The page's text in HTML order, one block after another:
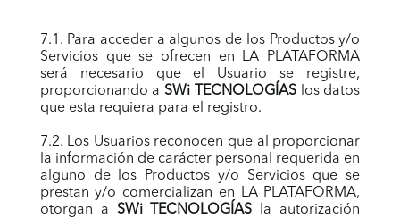
7.1. Para acceder a algunos de los Productos y/o
Servicios que se ofrecen en LA PLATAFORMA
será necesario que el Usuario se registre,
proporcionando a SWi TECNOLOGÍASlos datos
que esta requiera para el registro.
7.2. Los Usuarios reconocen que al proporcionar
la información de carácter personal requerida en
alguno de los Productos y/o Servicios que se
prestan y/o comercializan en LA PLATAFORMA,
otorgan a SWi TECNOLOGÍAS la autorización